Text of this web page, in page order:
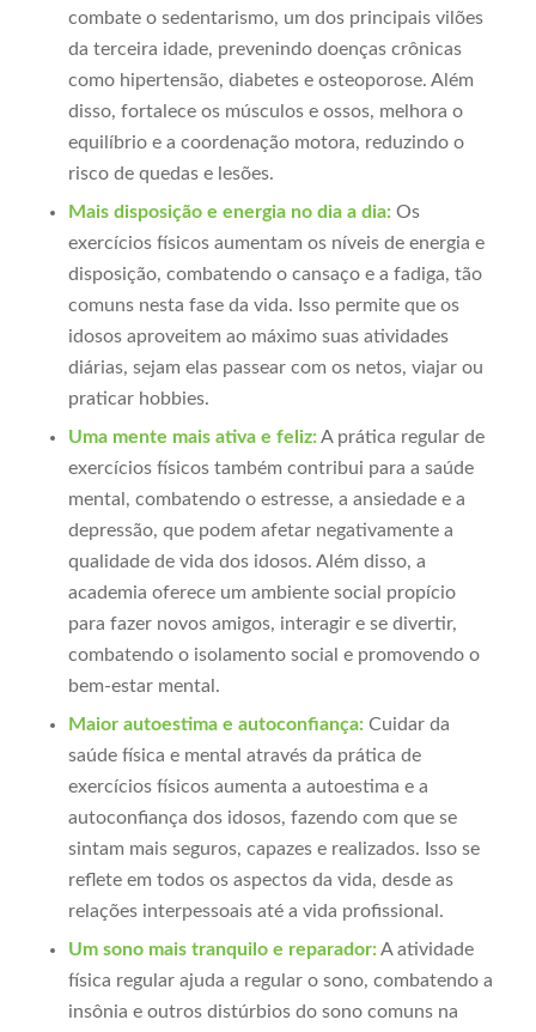
combate o sedentarismo, um dos principais vilões
da terceira idade, prevenindo doenças crônicas
como hipertensão, diabetes e osteoporose. Além
disso, fortalece os músculos e ossos, melhora o
equilíbrio e a coordenação motora, reduzindo o
risco de quedas e lesões.
Mais disposição e energia no dia a dia:Os
exercícios físicos aumentam os níveis de energia e
disposição, combatendo o cansaço e a fadiga, tão
comuns nesta fase da vida. Isso permite que os
idosos aproveitem ao máximo suas atividades
diárias, sejam elas passear com os netos, viajar ou
praticar hobbies.
Uma mente mais ativa e feliz:A prática regular de
exercícios físicos também contribui para a saúde
mental, combatendo o estresse, a ansiedade e a
depressão, que podem afetar negativamente a
qualidade de vida dos idosos. Além disso, a
academia oferece um ambiente social propício
para fazer novos amigos, interagir e se divertir,
combatendo o isolamento social e promovendo o
bem-estar mental.
Maior autoestima e autoconfiança:Cuidar da
saúde física e mental através da prática de
exercícios físicos aumenta a autoestima e a
autoconfiança dos idosos, fazendo com que se
sintam mais seguros, capazes e realizados. Isso se
reflete em todos os aspectos da vida, desde as
relações interpessoais até a vida profissional.
Um sono mais tranquilo e reparador:A atividade
física regular ajuda a regular o sono, combatendo a
insônia e outros distúrbios do sono comuns na